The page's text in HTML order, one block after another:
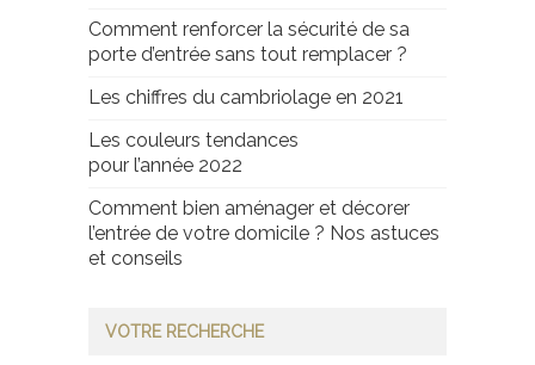
Comment renforcer la sécurité de sa
porte d’entrée sans tout remplacer ?
Les chiffres du cambriolage en 2021
Les couleurs tendances
pour l’année 2022
Comment bien aménager et décorer
l’entrée de votre domicile ? Nos astuces
et conseils
VOTRE RECHERCHE